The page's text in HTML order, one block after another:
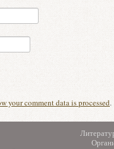
your comment data is processed.